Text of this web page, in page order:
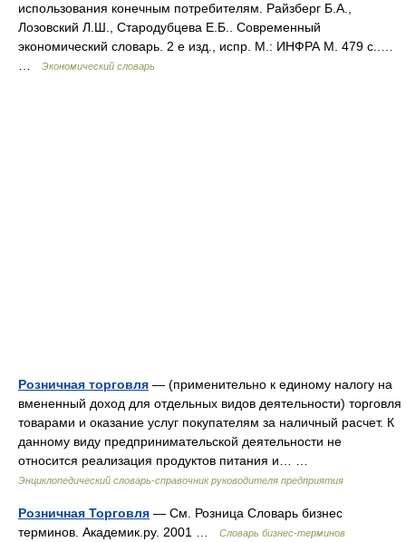
использования конечным потребителям. Райзберг Б.А.,
Лозовский Л.Ш., Стародубцева Е.Б.. Современный
экономический словарь. 2 е изд., испр. М.: ИНФРА М. 479 с..…
Экономический словарь
Розничная торговля — (применительно к единому налогу на
вмененный доход для отдельных видов деятельности) торговля
товарами и оказание услуг покупателям за наличный расчет. К
данному виду предпринимательской деятельности не
относится реализация продуктов питания и… …
Энциклопедический словарь-справочник руководителя предприятия
Розничная Торговля — См. Розница Словарь бизнес
терминов. Академик.ру. 2001 …
Словарь бизнес-терминов